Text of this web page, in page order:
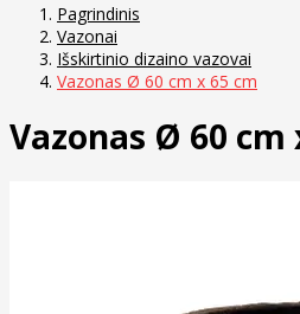
Pagrindinis
Vazonai
Išskirtinio dizaino vazovai
Vazonas Ø 60 cm x 65 cm
Vazonas Ø 60 cm